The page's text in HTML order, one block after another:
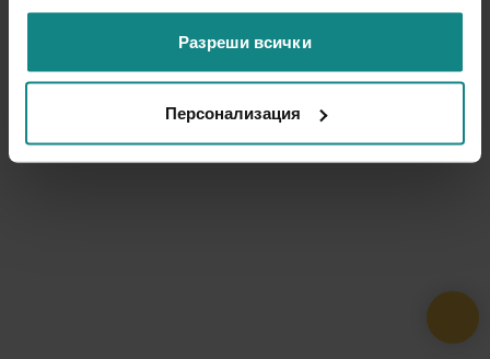
ползването от Ваша страна на услугите им.
Разреши всички
Персонализация